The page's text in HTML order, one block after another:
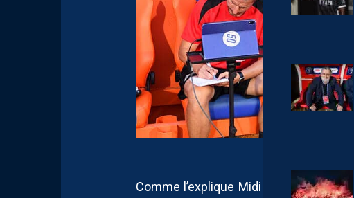
Comme l’explique Midi Libre, aucun